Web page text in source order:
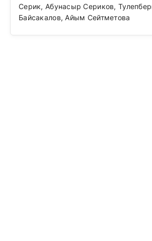
Серик, Абунасыр Сериков,
Байсакалов, Айым Сейтметова